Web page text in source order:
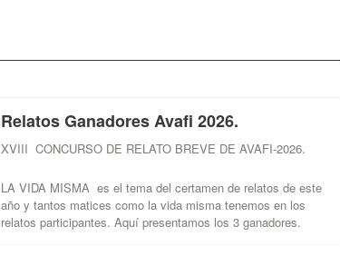
Relatos Ganadores Avafi 2026.
XVIII CONCURSO DE RELATO BREVE DE AVAFI-2026.
LA VIDA MISMA es el tema del certamen de relatos de este
año y tantos matices como la vida misma tenemos en los
relatos participantes. Aquí presentamos los 3 ganadores.